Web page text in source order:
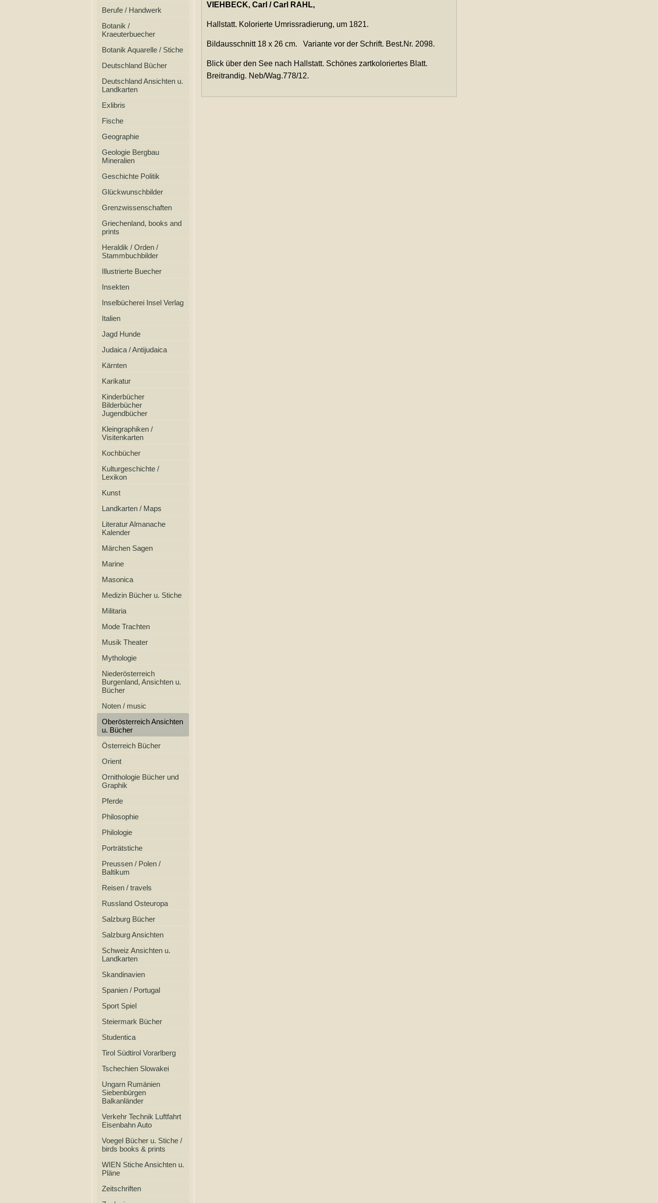
Berufe / Handwerk
Botanik /
Kraeuterbuecher
Botanik Aquarelle / Stiche
Deutschland Bücher
Deutschland Ansichten u.
Landkarten
Exlibris
Fische
Geographie
Geologie Bergbau
Mineralien
Geschichte Politik
Glückwunschbilder
Grenzwissenschaften
Griechenland, books and
prints
Heraldik / Orden /
Stammbuchbilder
Illustrierte Buecher
Insekten
Inselbücherei Insel Verlag
Italien
Jagd Hunde
Judaica / Antijudaica
Kärnten
Karikatur
Kinderbücher
Bilderbücher
Jugendbücher
Kleingraphiken /
Visitenkarten
Kochbücher
Kulturgeschichte /
Lexikon
Kunst
Landkarten / Maps
Literatur Almanache
Kalender
Märchen Sagen
Marine
Masonica
Medizin Bücher u. Stiche
Militaria
Mode Trachten
Musik Theater
Mythologie
Niederösterreich
Burgenland, Ansichten u.
Bücher
Noten / music
Oberösterreich Ansichten
u. Bücher
Österreich Bücher
Orient
Ornithologie Bücher und
Graphik
Pferde
Philosophie
Philologie
Porträtstiche
Preussen / Polen /
Baltikum
Reisen / travels
Russland Osteuropa
Salzburg Bücher
Salzburg Ansichten
Schweiz Ansichten u.
Landkarten
Skandinavien
Spanien / Portugal
Sport Spiel
Steiermark Bücher
Studentica
Tirol Südtirol Vorarlberg
Tschechien Slowakei
Ungarn Rumänien
Siebenbürgen
Balkanländer
Verkehr Technik Luftfahrt
Eisenbahn Auto
Voegel Bücher u. Stiche /
birds books & prints
WIEN Stiche Ansichten u.
Pläne
Zeitschriften
VIEHBECK, Carl / Carl RAHL,
Hallstatt. Kolorierte Umrissradierung, um 1821.
Bildausschnitt 18 x 26 cm. Variante vor der Schrift. Best.Nr. 2098.
Blick über den See nach Hallstatt. Schönes zartkoloriertes Blatt.
Breitrandig. Neb/Wag.778/12.